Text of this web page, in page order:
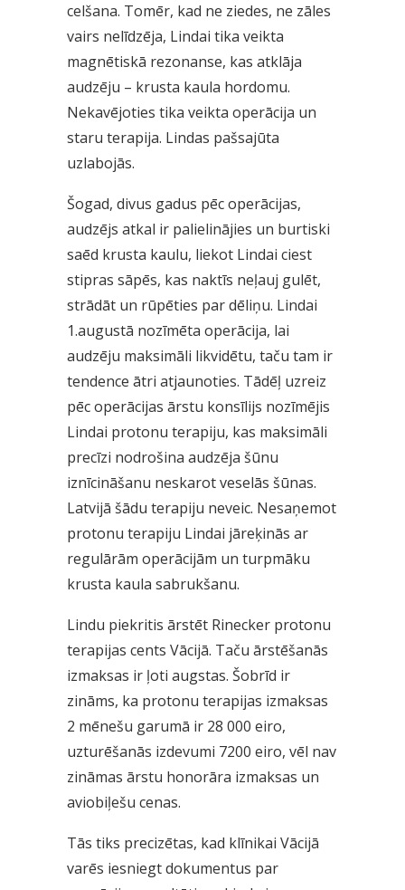
celšana. Tomēr, kad ne ziedes, ne zāles
vairs nelīdzēja, Lindai tika veikta
magnētiskā rezonanse, kas atklāja
audzēju – krusta kaula hordomu.
Nekavējoties tika veikta operācija un
staru terapija. Lindas pašsajūta
uzlabojās.
Šogad, divus gadus pēc operācijas,
audzējs atkal ir palielinājies un burtiski
saēd krusta kaulu, liekot Lindai ciest
stipras sāpēs, kas naktīs neļauj gulēt,
strādāt un rūpēties par dēliņu. Lindai
1.augustā nozīmēta operācija, lai
audzēju maksimāli likvidētu, taču tam ir
tendence ātri atjaunoties. Tādēļ uzreiz
pēc operācijas ārstu konsīlijs nozīmējis
Lindai protonu terapiju, kas maksimāli
precīzi nodrošina audzēja šūnu
iznīcināšanu neskarot veselās šūnas.
Latvijā šādu terapiju neveic. Nesaņemot
protonu terapiju Lindai jāreķinās ar
regulārām operācijām un turpmāku
krusta kaula sabrukšanu.
Lindu piekritis ārstēt Rinecker protonu
terapijas cents Vācijā. Taču ārstēšanās
izmaksas ir ļoti augstas. Šobrīd ir
zināms, ka protonu terapijas izmaksas
2 mēnešu garumā ir 28 000 eiro,
uzturēšanās izdevumi 7200 eiro, vēl nav
zināmas ārstu honorāra izmaksas un
aviobiļešu cenas.
Tās tiks precizētas, kad klīnikai Vācijā
varēs iesniegt dokumentus par